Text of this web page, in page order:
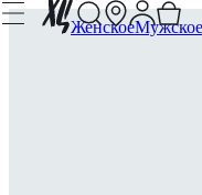
ЖенскоеМужское